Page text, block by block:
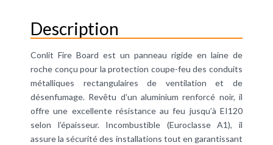
Description
Conlit Fire Board est un panneau rigide en laine de
roche conçu pour la protection coupe-feu des conduits
métalliques rectangulaires de ventilation et de
désenfumage. Revêtu d’un aluminium renforcé noir, il
offre une excellente résistance au feu jusqu’à EI120
selon l’épaisseur. Incombustible (Euroclasse A1), il
assure la sécurité des installations tout en garantissant